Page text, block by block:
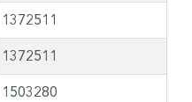
1372511
1372511
1503280